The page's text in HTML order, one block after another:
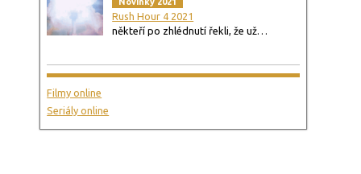
Rush Hour 4 2021
někteří po zhlédnutí řekli, že už…
Filmy online
Seriály online